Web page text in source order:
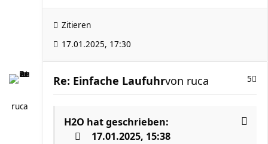
Zitieren
17.01.2025, 17:30
ruca
Re: Einfache Laufuhr 5
von ruca
H2O hat geschrieben:
17.01.2025, 15:38